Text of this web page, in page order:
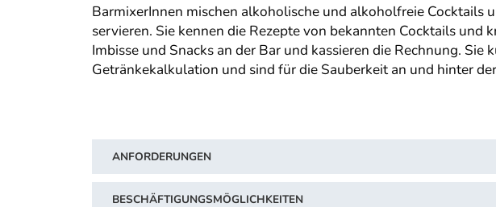
BarmixerInnen mischen alkoholische und alkoholfreie Cocktails
servieren. Sie kennen die Rezepte von bekannten Cocktails
Imbisse und Snacks an der Bar und kassieren die Rechnung.
Getränkekalkulation und sind für die Sauberkeit an und hinter
ANFORDERUNGEN
BESCHÄFTIGUNGSMÖGLICHKEITEN